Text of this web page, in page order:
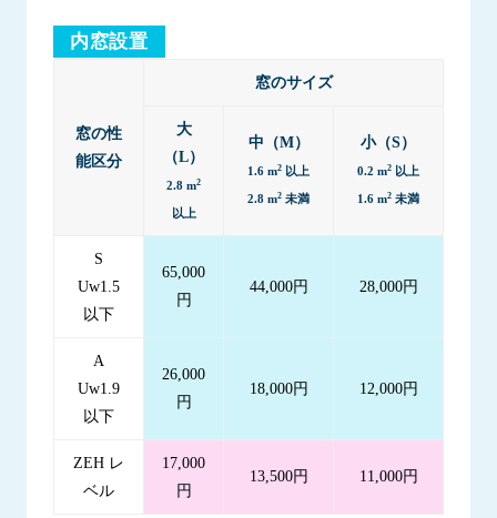
内窓設置
窓の性
能区分
窓のサイズ
大
（L）
2.8 m2
以上
中（M）
1.6 m2 以上
2.8 m2 未満
小（S）
0.2 m2 以上
1.6 m2 未満
S
Uw1.5
以下
65,000
円
44,000円 28,000円
A
Uw1.9
以下
26,000
円
18,000円 12,000円
ZEH レ
ベル
17,000
円
13,500円 11,000円